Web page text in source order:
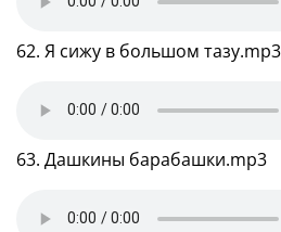
62. Я сижу в большом тазу.mp3
63. Дашкины барабашки.mp3